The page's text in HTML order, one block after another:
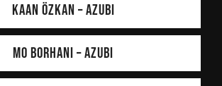
Kaan Özkan – Azubi
Mo Borhani – Azubi